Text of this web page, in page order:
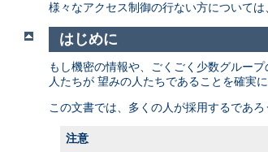
様々なアクセス制御の行ない方については
はじめに
もし機密の情報や、ごくごく少数グルー
人たちが 望みの人たちであることを確実
この文書では、多くの人が採用するであ
注意